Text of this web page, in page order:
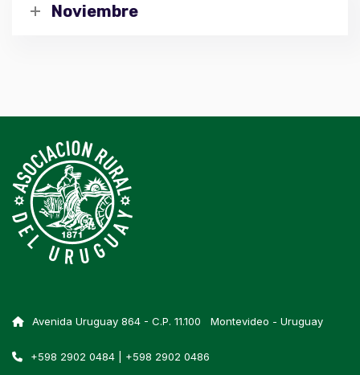
Noviembre
Avenida Uruguay 864 - C.P. 11.100 Montevideo - Uruguay
+598 2902 0484 | +598 2902 0486